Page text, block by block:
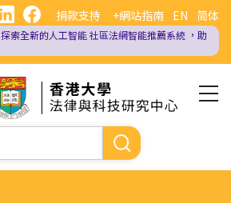
EN 简体
捐款支持 +網站指南
探索全新的人工智能社區法網智能推薦系統 ，助